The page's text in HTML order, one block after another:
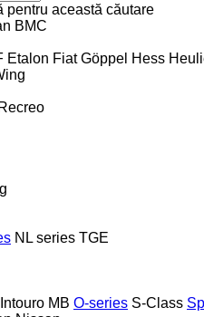
pentru această căutare
BMC
Etalon Fiat Göppel Hess
Recreo
NL series TGE
Intouro MB O-series S-Class